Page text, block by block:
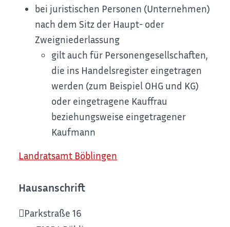
bei juristischen Personen (Unternehmen)
nach dem Sitz der Haupt- oder
Zweigniederlassung
gilt auch für Personengesellschaften,
die ins Handelsregister eingetragen
werden (zum Beispiel OHG und KG)
oder eingetragene Kauffrau
beziehungsweise eingetragener
Kaufmann
Landratsamt Böblingen
Hausanschrift
Parkstraße 16